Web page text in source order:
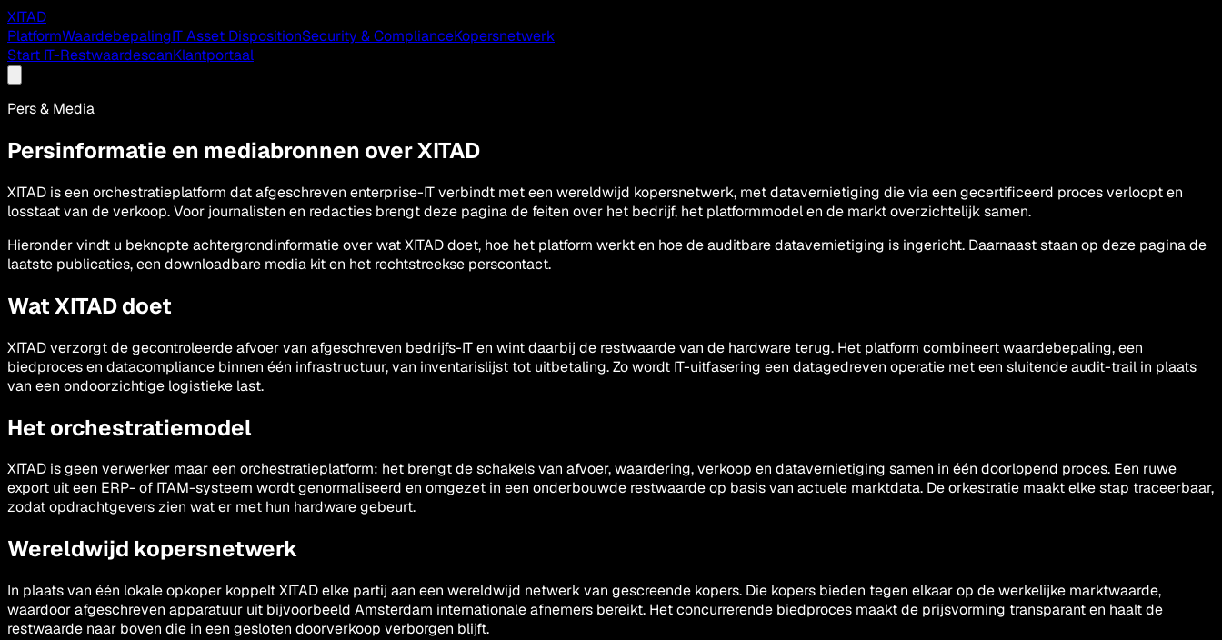
XITAD
PlatformWaardebepalingIT Asset DispositionSecurity & ComplianceKopersnetwerk
Start IT-RestwaardescanKlantportaal
Pers & Media
Persinformatie en mediabronnen over XITAD
XITAD is een orchestratieplatform dat afgeschreven enterprise-IT verbindt met een wereldwijd kopersnetwerk, met datavernietiging die via een gecertificeerd proces verloopt en
losstaat van de verkoop. Voor journalisten en redacties brengt deze pagina de feiten over het bedrijf, het platformmodel en de markt overzichtelijk samen.
Hieronder vindt u beknopte achtergrondinformatie over wat XITAD doet, hoe het platform werkt en hoe de auditbare datavernietiging is ingericht. Daarnaast staan op deze pagina de
laatste publicaties, een downloadbare media kit en het rechtstreekse perscontact.
Wat XITAD doet
XITAD verzorgt de gecontroleerde afvoer van afgeschreven bedrijfs-IT en wint daarbij de restwaarde van de hardware terug. Het platform combineert waardebepaling, een
biedproces en datacompliance binnen één infrastructuur, van inventarislijst tot uitbetaling. Zo wordt IT-uitfasering een datagedreven operatie met een sluitende audit-trail in plaats
van een ondoorzichtige logistieke last.
Het orchestratiemodel
XITAD is geen verwerker maar een orchestratieplatform: het brengt de schakels van afvoer, waardering, verkoop en datavernietiging samen in één doorlopend proces. Een ruwe
export uit een ERP- of ITAM-systeem wordt genormaliseerd en omgezet in een onderbouwde restwaarde op basis van actuele marktdata. De orkestratie maakt elke stap traceerbaar,
zodat opdrachtgevers zien wat er met hun hardware gebeurt.
Wereldwijd kopersnetwerk
In plaats van één lokale opkoper koppelt XITAD elke partij aan een wereldwijd netwerk van gescreende kopers. Die kopers bieden tegen elkaar op de werkelijke marktwaarde,
waardoor afgeschreven apparatuur uit bijvoorbeeld Amsterdam internationale afnemers bereikt. Het concurrerende biedproces maakt de prijsvorming transparant en haalt de
restwaarde naar boven die in een gesloten doorverkoop verborgen blijft.